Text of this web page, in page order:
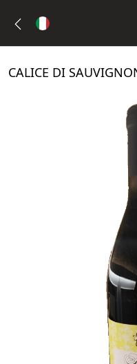
CALICE DI